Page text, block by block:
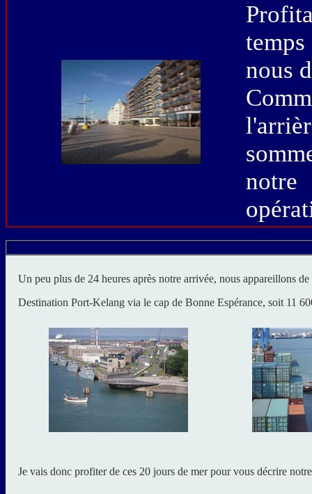
nous
Un peu plus de 24 heures après notre arrivée, nous appareillons
Destination Port-Kelang via le cap de Bonne Espérance, soit 11
Je vais donc profiter de ces 20 jours de mer pour vous décrire